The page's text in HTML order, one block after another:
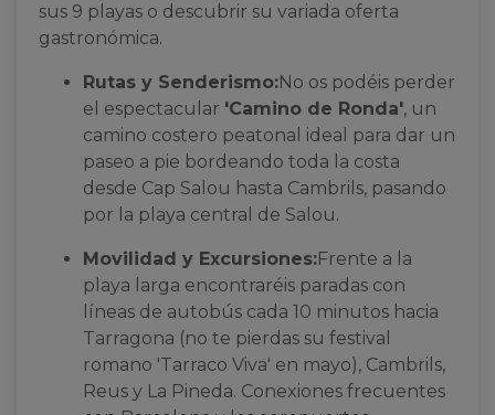
sus 9 playas o descubrir su variada oferta
gastronómica.
Rutas y Senderismo:No os podéis perder
el espectacular 'Camino de Ronda', un
camino costero peatonal ideal para dar un
paseo a pie bordeando toda la costa
desde Cap Salou hasta Cambrils, pasando
por la playa central de Salou.
Movilidad y Excursiones:Frente a la
playa larga encontraréis paradas con
líneas de autobús cada 10 minutos hacia
Tarragona (no te pierdas su festival
romano 'Tarraco Viva' en mayo), Cambrils,
Reus y La Pineda. Conexiones frecuentes